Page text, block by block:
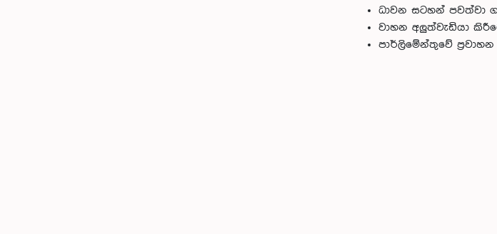
ධාවන සටහන් පවත්වා
වාහන අලුත්වැඩියා
පාර්ලිමේන්තුවේ